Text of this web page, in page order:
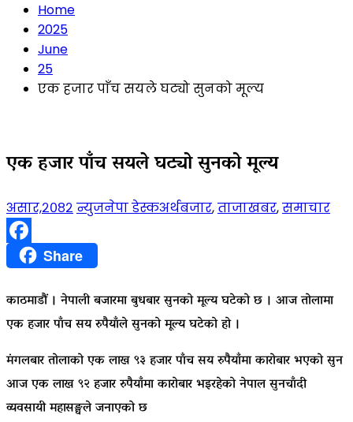
Home
2025
June
25
एक हजार पाँच सयले घट्यो सुनको मूल्य
एक हजार पाँच सयले घट्यो सुनको मूल्य
असार,२०८२ न्युजनेपा डेस्कअर्थबजार,ताजाखबर,समाचार
FacebookShare
काठमाडौं । नेपाली बजारमा बुधबार सुनको मूल्य घटेको छ । आज तोलामा
एक हजार पाँच सय रुपैयाँले सुनको मूल्य घटेको हो ।
मंगलबार तोलाको एक लाख ९३ हजार पाँच सय रुपैयाँमा कारोबार भएको सुन
आज एक लाख ९२ हजार रुपैयाँमा कारोबार भइरहेको नेपाल सुनचाँदी
व्यवसायी महासङ्घले जनाएको छ